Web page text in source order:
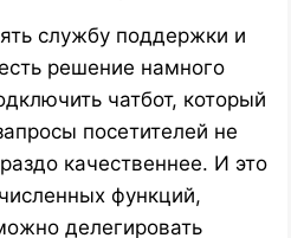
службу поддержки и
решение намного
чатбот, который
посетителей не
качественнее. И это
функций,
делегировать